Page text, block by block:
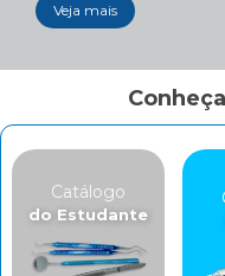
Veja mais
Catálogo
do Estudante